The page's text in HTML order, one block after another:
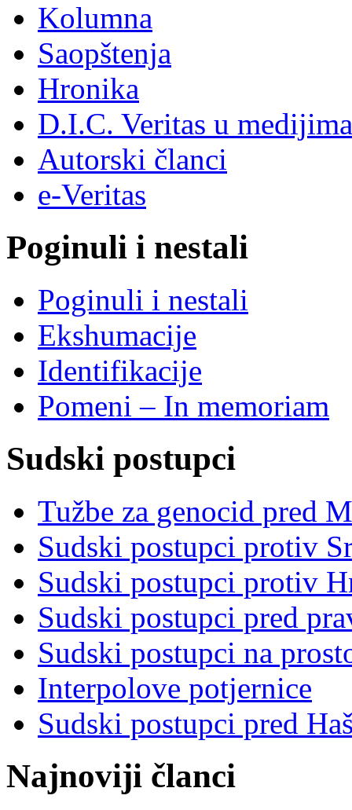
Kolumna
Saopštenja
Hronika
D.I.C. Veritas u medijima
Autorski članci
e-Veritas
Poginuli i nestali
Poginuli i nestali
Ekshumacije
Identifikacije
Pomeni – In memoriam
Sudski postupci
Tužbe za genocid pred
Sudski postupci protiv
Sudski postupci protiv
Sudski postupci pred
Sudski postupci na
Interpolove potjernice
Sudski postupci pred
Najnoviji članci